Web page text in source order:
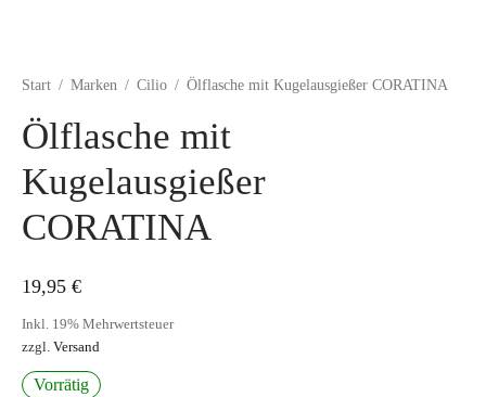
Start / Marken / Cilio / Ölflasche mit Kugelausgießer CORATINA
Ölflasche mit
Kugelausgießer
CORATINA
19,95 €
Inkl. 19% Mehrwertsteuer
zzgl. Versand
Vorrätig